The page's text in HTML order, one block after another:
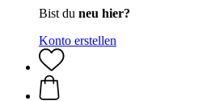
Bist du neu hier?
Konto erstellen